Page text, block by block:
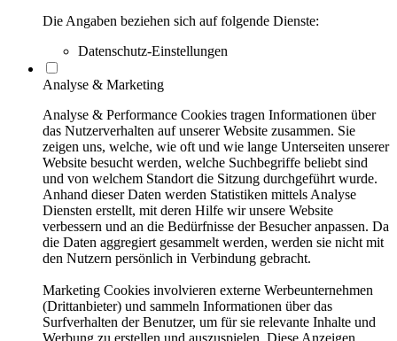
Die Angaben beziehen sich auf folgende Dienste:
Datenschutz-Einstellungen
Analyse & Marketing
Analyse & Performance Cookies tragen Informationen über
das Nutzerverhalten auf unserer Website zusammen. Sie
zeigen uns, welche, wie oft und wie lange Unterseiten unserer
Website besucht werden, welche Suchbegriffe beliebt sind
und von welchem Standort die Sitzung durchgeführt wurde.
Anhand dieser Daten werden Statistiken mittels Analyse
Diensten erstellt, mit deren Hilfe wir unsere Website
verbessern und an die Bedürfnisse der Besucher anpassen. Da
die Daten aggregiert gesammelt werden, werden sie nicht mit
den Nutzern persönlich in Verbindung gebracht.
Marketing Cookies involvieren externe Werbeunternehmen
(Drittanbieter) und sammeln Informationen über das
Surfverhalten der Benutzer, um für sie relevante Inhalte und